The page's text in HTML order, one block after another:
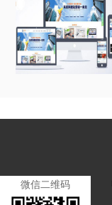
微信二维码